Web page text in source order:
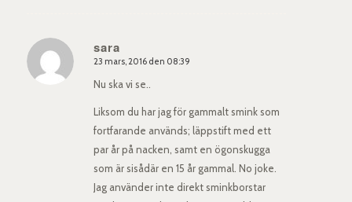
sara
says:
23 mars, 2016 den 08:39
Nu ska vi se..
Liksom du har jag för gammalt smink som
fortfarande används; läppstift med ett
par år på nacken, samt en ögonskugga
som är sisådär en 15 år gammal. No joke.
Jag använder inte direkt sminkborstar